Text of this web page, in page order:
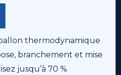
thermodynamique
branchement et mise
jusqu’à 70 %